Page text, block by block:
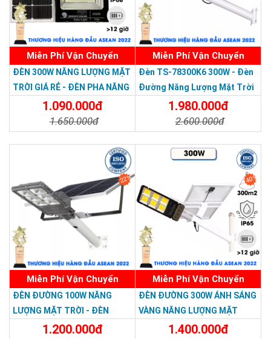
Miễn Phí Vận Chuyển
ĐÈN 300W NĂNG LƯỢNG MẶT
TRỜI GIÁ RẺ - ĐÈN PHA NĂNG
LƯỢNG MẶT TRỜI 300W MẪU
1.090.000đ
1.650.000đ
Miễn Phí Vận Chuyển
Đèn TS-78300K6 300W - Đèn
Đường Năng Lượng Mặt Trời
300W TS-78300K6 - Solar
Light 300W
1.980.000đ
2.600.000đ
22%
Miễn Phí Vận Chuyển
ĐÈN ĐƯỜNG 100W NĂNG
LƯỢNG MẶT TRỜI - ĐÈN
ĐƯỜNG NĂNG LƯỢNG MẶT
1.200.000đ
40%
Miễn Phí Vận Chuyển
ĐÈN ĐƯỜNG 300W ÁNH SÁNG
VÀNG NĂNG LƯỢNG MẶT
TRỜI - Solar Light 300W
1.400.000đ